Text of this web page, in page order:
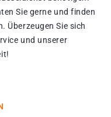
Sie gerne und finden
Überzeugen Sie sich
und unserer